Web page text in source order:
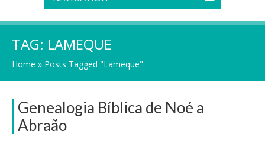
TAG: LAMEQUE
Home » Posts Tagged "Lameque"
Genealogia Bíblica de Noé a
Abraão